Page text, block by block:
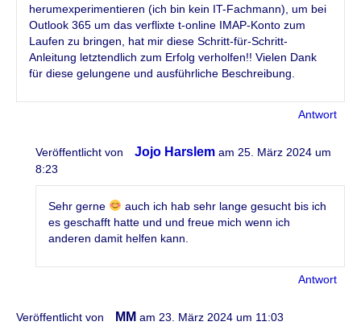
herumexperimentieren (ich bin kein IT-Fachmann), um bei
Outlook 365 um das verflixte t-online IMAP-Konto zum
Laufen zu bringen, hat mir diese Schritt-für-Schritt-
Anleitung letztendlich zum Erfolg verholfen!! Vielen Dank
für diese gelungene und ausführliche Beschreibung.
Antwort
Veröffentlicht von Jojo Harslem am 25. März 2024 um
8:23
Sehr gerne
auch ich hab sehr lange gesucht bis ich
es geschafft hatte und und freue mich wenn ich
anderen damit helfen kann.
Antwort
Veröffentlicht von MM am 23. März 2024 um 11:03